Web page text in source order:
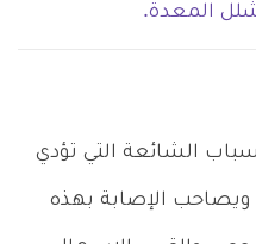
المعدة.
الشائعة التي تؤدي
ويصاحب الإصابة بهذه